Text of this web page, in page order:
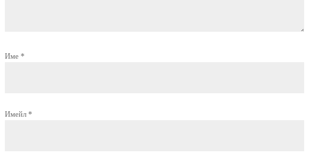
Име *
Имейл *